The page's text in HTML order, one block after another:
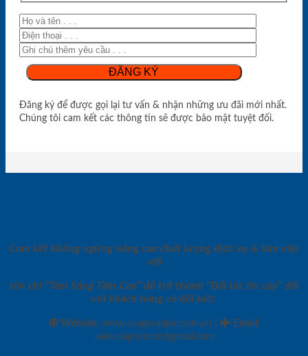
Đăng ký để được gọi lại tư vấn & nhận những ưu đãi mới nhất.
Chúng tôi cam kết các thông tin sẽ được bảo mật tuyệt đối.
Cam kết không ngừng nâng cao chất lượng dịch vụ & làm việc
với
tôn chỉ “Tâm Sáng Tầm Cao” để trở thành “Đối tác tin cậy” đối
với khách hàng và đối tác!.
Website: www.cuagosaigon.com.vn Email :
sales.saigondoor@gmail.com